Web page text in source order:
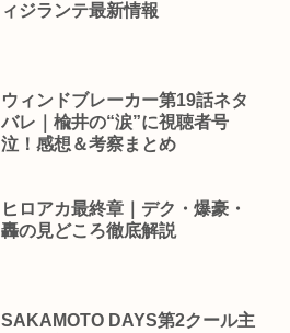
ィジランテ最新情報
ウィンドブレーカー第19話ネタ
バレ｜楡井の“涙”に視聴者号
泣！感想＆考察まとめ
ヒロアカ最終章｜デク・爆豪・
轟の見どころ徹底解説
SAKAMOTO DAYS第2クール主